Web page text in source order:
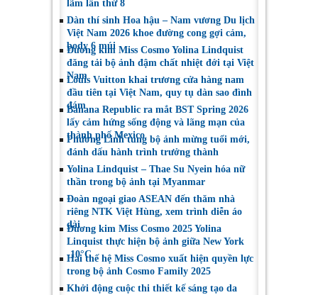
lãm lần thứ 8
Dàn thí sinh Hoa hậu – Nam vương Du lịch
Việt Nam 2026 khoe đường cong gợi cảm,
body 6 múi
Đương kim Miss Cosmo Yolina Lindquist
đăng tải bộ ảnh đậm chất nhiệt đới tại Việt
Nam
Louis Vuitton khai trương cửa hàng nam
đầu tiên tại Việt Nam, quy tụ dàn sao đình
đám
Banana Republic ra mắt BST Spring 2026
lấy cảm hứng sống động và lãng mạn của
thành phố Mexico
Phương Linh tung bộ ảnh mừng tuổi mới,
đánh dấu hành trình trưởng thành
Yolina Lindquist – Thae Su Nyein hóa nữ
thần trong bộ ảnh tại Myanmar
Đoàn ngoại giao ASEAN đến thăm nhà
riêng NTK Việt Hùng, xem trình diễn áo
dài
Đương kim Miss Cosmo 2025 Yolina
Linquist thực hiện bộ ảnh giữa New York
-10°C
Hai thế hệ Miss Cosmo xuất hiện quyền lực
trong bộ ảnh Cosmo Family 2025
Khởi động cuộc thi thiết kế sáng tạo da